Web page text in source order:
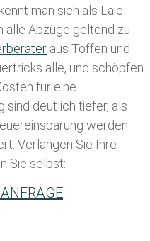
man sich als Laie
alle Abzüge geltend zu
aus Toffen und
alle, und schöpfen
für eine
sind deutlich tiefer, als
werden
Verlangen Sie Ihre
Sie selbst: